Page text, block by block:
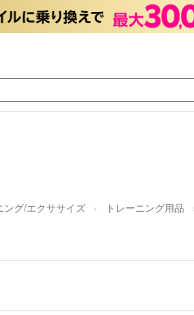
ング/エクササイズ トレーニング用品